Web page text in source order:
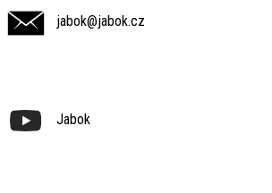
jabok@jabok.cz
Jabok